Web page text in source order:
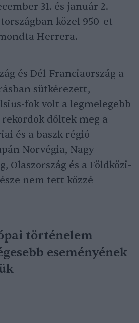
31. és január 2.
közel 950-et
Herrera.
és Dél-Franciaország a
sütkérezett,
fok volt a legmelegebb
dőltek meg a
és a baszk régió
Norvégia, Nagy-
Olaszország és a Földközi-
nem tett közzé
történelem
eseményének